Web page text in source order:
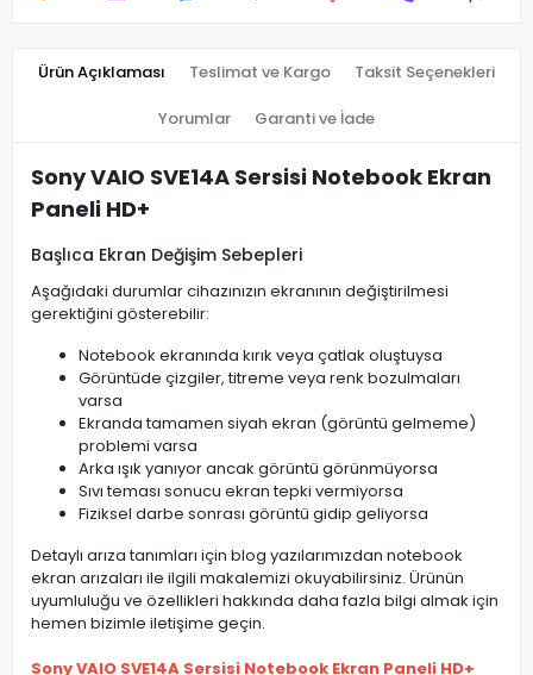
Ürün Açıklaması Teslimat ve Kargo Taksit Seçenekleri
Yorumlar Garanti ve İade
Sony VAIO SVE14A Sersisi Notebook Ekran
Paneli HD+
Başlıca Ekran Değişim Sebepleri
Aşağıdaki durumlar cihazınızın ekranının değiştirilmesi
gerektiğini gösterebilir:
Notebook ekranında kırık veya çatlak oluştuysa
Görüntüde çizgiler, titreme veya renk bozulmaları
varsa
Ekranda tamamen siyah ekran (görüntü gelmeme)
problemi varsa
Arka ışık yanıyor ancak görüntü görünmüyorsa
Sıvı teması sonucu ekran tepki vermiyorsa
Fiziksel darbe sonrası görüntü gidip geliyorsa
Detaylı arıza tanımları için blog yazılarımızdan notebook
ekran arızaları ile ilgili makalemizi okuyabilirsiniz. Ürünün
uyumluluğu ve özellikleri hakkında daha fazla bilgi almak için
hemen bizimle iletişime geçin.
Sony VAIO SVE14A Sersisi Notebook Ekran Paneli HD+